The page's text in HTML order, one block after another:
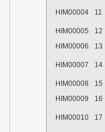
HIM00004 11
HIM00005
12
HIM00006
13
HIM00007 14
HIM00008
15
HIM00009
16
HIM00010 17